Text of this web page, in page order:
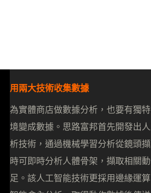
用兩大技術收集數據
為實體商店做數據分析，也要有獨
境變成數據。思路富邦首先開發出
析技術，通過機械學習分析從鏡頭
時可即時分析人體骨架，擷取相關
足。該人工智能技術更採用邊緣運